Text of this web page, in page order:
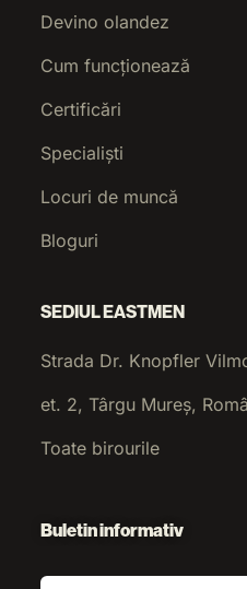
Devino olandez
Cum funcționează
Certificări
Specialiști
Locuri de muncă
Bloguri
SEDIUL EASTMEN
Strada Dr. Knopfler
et. 2, Târgu Mureș,
Toate birourile
Buletin informativ